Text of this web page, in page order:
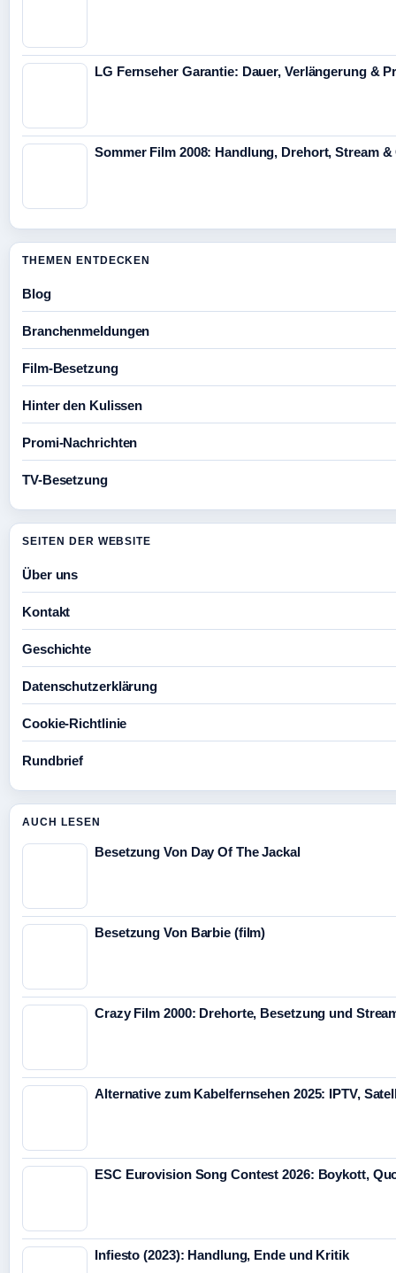
LG Fernseher Garantie: Dauer, Verlängerung &
Sommer Film 2008: Handlung, Drehort, Stream &
THEMEN ENTDECKEN
Blog
Branchenmeldungen
Film-Besetzung
Hinter den Kulissen
Promi-Nachrichten
TV-Besetzung
SEITEN DER WEBSITE
Über uns
Kontakt
Geschichte
Datenschutzerklärung
Cookie-Richtlinie
Rundbrief
AUCH LESEN
Besetzung Von Day Of The Jackal
Besetzung Von Barbie (film)
Crazy Film 2000: Drehorte, Besetzung und
Alternative zum Kabelfernsehen 2025: IPTV,
ESC Eurovision Song Contest 2026: Boykott,
Infiesto (2023): Handlung, Ende und Kritik